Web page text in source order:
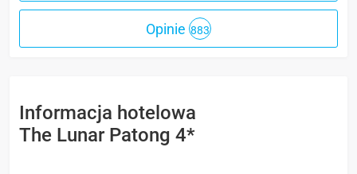
Opinie 883
Informacja hotelowa
The Lunar Patong 4*